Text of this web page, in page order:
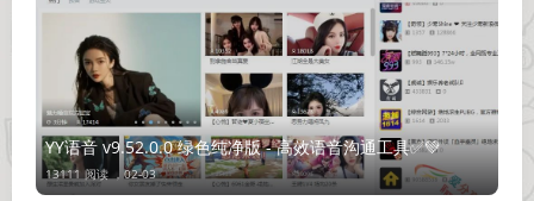
YY语音 v9.52.0.0 绿色纯净版 - 高效语音沟通工具✅💚
13111 阅读 ， 02-03